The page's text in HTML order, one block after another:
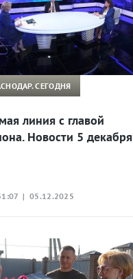
СЕГОДНЯ
линия с главой
Новости 5 декабря
| 05.12.2025